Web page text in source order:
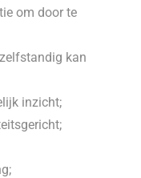
om door te
kan
inzicht;